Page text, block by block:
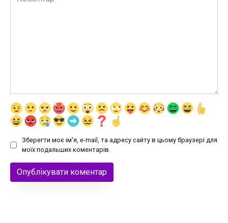
Зберегти моє ім'я, e-mail, та адресу сайту в цьому браузері для
моїх подальших коментарів.